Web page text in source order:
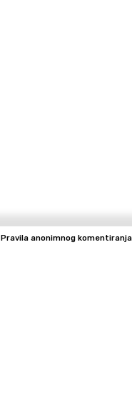
Pravila anonimnog komentiranja